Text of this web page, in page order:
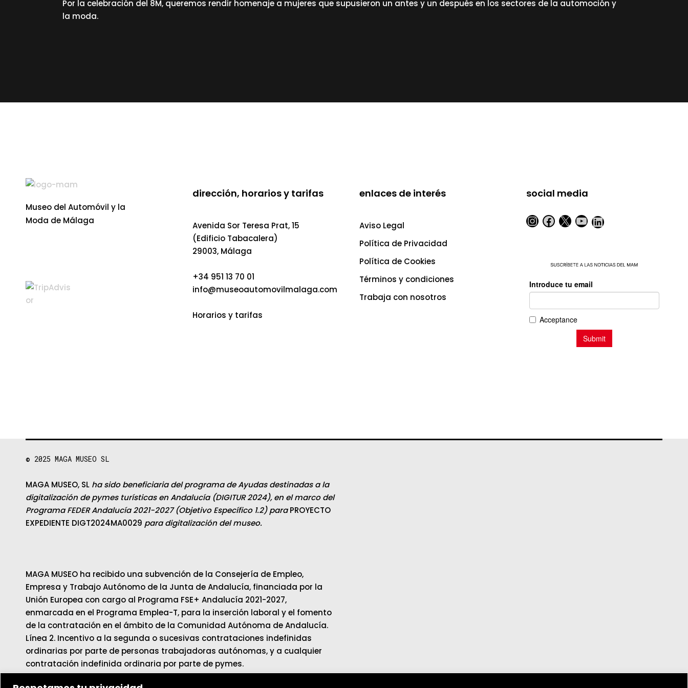
Por la celebración del 8M, queremos rendir homenaje a mujeres que supusieron un antes y un después en los sectores de la automoción y
la moda.
Museo del Automóvil y la
Moda de Málaga
dirección, horarios y tarifas
Avenida Sor Teresa Prat, 15
(Edificio Tabacalera)
29003, Málaga
+34 951 13 70 01
info@museoautomovilmalaga.com
Horarios y tarifas
enlaces de interés
Aviso Legal
Política de Privacidad
Política de Cookies
Términos y condiciones
Trabaja con nosotros
social media
Instagram
Facebook
X YouTube
LinkedIn
© 2025 MAGA MUSEO SL
MAGA MUSEO, SL ha sido beneficiaria del programa de Ayudas destinadas a la
digitalización de pymes turísticas en Andalucía (DIGITUR 2024), en el marco del
Programa FEDER Andalucía 2021-2027 (Objetivo Específico 1.2) paraPROYECTO
EXPEDIENTE DIGT2024MA0029 para digitalización del museo.
MAGA MUSEO ha recibido una subvención de la Consejería de Empleo,
Empresa y Trabajo Autónomo de la Junta de Andalucía, financiada por la
Unión Europea con cargo al Programa FSE+ Andalucía 2021-2027,
enmarcada en el Programa Emplea-T, para la inserción laboral y el fomento
de la contratación en el ámbito de la Comunidad Autónoma de Andalucía.
Línea 2. Incentivo a la segunda o sucesivas contrataciones indefinidas
ordinarias por parte de personas trabajadoras autónomas, y a cualquier
contratación indefinida ordinaria por parte de pymes.